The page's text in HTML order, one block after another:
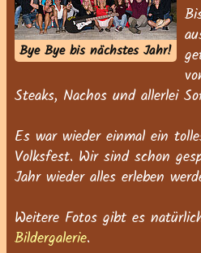
Bye Bye bis nächstes Jahr!
Steaks, Nachos und allerlei
Es war wieder einmal ein
Volksfest. Wir sind schon
Jahr wieder alles erleben
Weitere Fotos gibt es
Bildergalerie.